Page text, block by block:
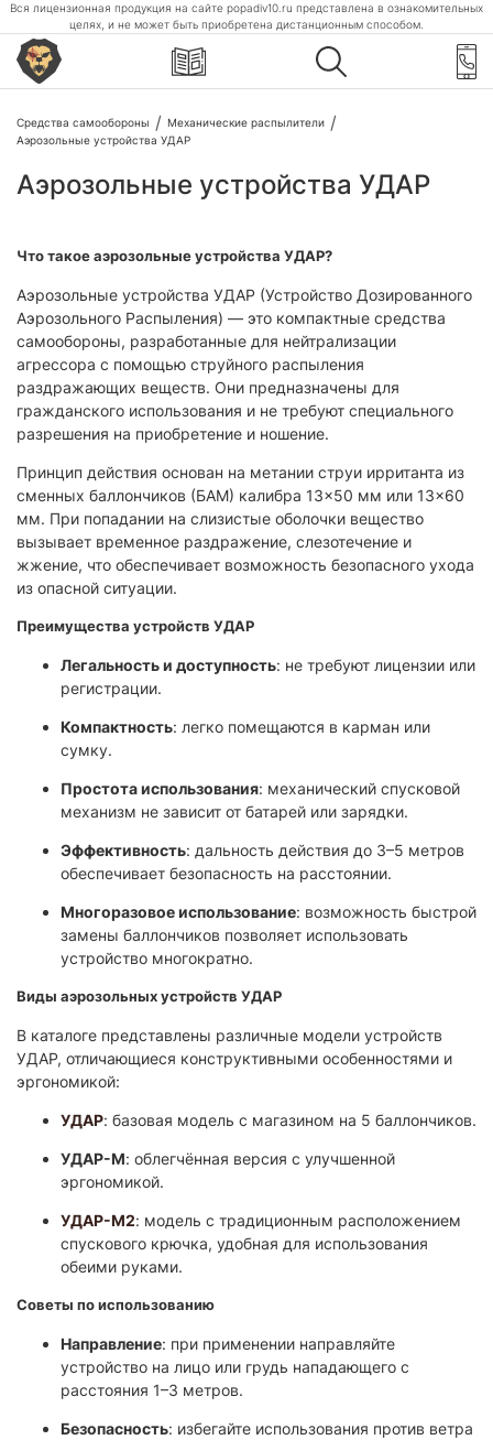
Вся лицензионная продукция на сайте popadiv10.ru представлена в ознакомительных
целях, и не может быть приобретена дистанционным способом.
Средства самообороны
Механические распылители
Аэрозольные устройства УДАР
Аэрозольные устройства УДАР
Что такое аэрозольные устройства УДАР?
Аэрозольные устройства УДАР (Устройство Дозированного
Аэрозольного Распыления) — это компактные средства
самообороны, разработанные для нейтрализации
агрессора с помощью струйного распыления
раздражающих веществ. Они предназначены для
гражданского использования и не требуют специального
разрешения на приобретение и ношение.
Принцип действия основан на метании струи ирританта из
сменных баллончиков (БАМ) калибра 13×50 мм или 13×60
мм. При попадании на слизистые оболочки вещество
вызывает временное раздражение, слезотечение и
жжение, что обеспечивает возможность безопасного ухода
из опасной ситуации.
Преимущества устройств УДАР
Легальность и доступность: не требуют лицензии или
регистрации.
Компактность: легко помещаются в карман или
сумку.
Простота использования: механический спусковой
механизм не зависит от батарей или зарядки.
Эффективность: дальность действия до 3–5 метров
обеспечивает безопасность на расстоянии.
Многоразовое использование: возможность быстрой
замены баллончиков позволяет использовать
устройство многократно.
Виды аэрозольных устройств УДАР
В каталоге представлены различные модели устройств
УДАР, отличающиеся конструктивными особенностями и
эргономикой:
УДАР: базовая модель с магазином на 5 баллончиков.
УДАР-М: облегчённая версия с улучшенной
эргономикой.
УДАР-М2: модель с традиционным расположением
спускового крючка, удобная для использования
обеими руками.
Советы по использованию
Направление: при применении направляйте
устройство на лицо или грудь нападающего с
расстояния 1–3 метров.
Безопасность: избегайте использования против ветра